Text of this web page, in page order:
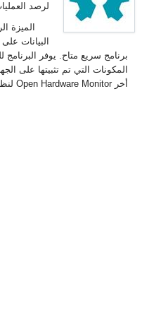
لرصد
الميزة
البيانات
برنامج سريع متاح. يوفر
المكونات التي تم تثبيتها على
أخر Open Hardware Monitor لنظام التشغيل Windows 7 العربية.